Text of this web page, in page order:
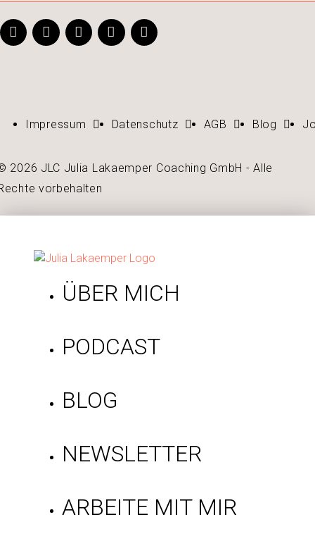
Impressum Datenschutz AGB Blog
2026 JLC Julia Lakaemper Coaching GmbH - Alle
vorbehalten
ÜBER MICH
PODCAST
BLOG
NEWSLETTER
ARBEITE MIT MIR